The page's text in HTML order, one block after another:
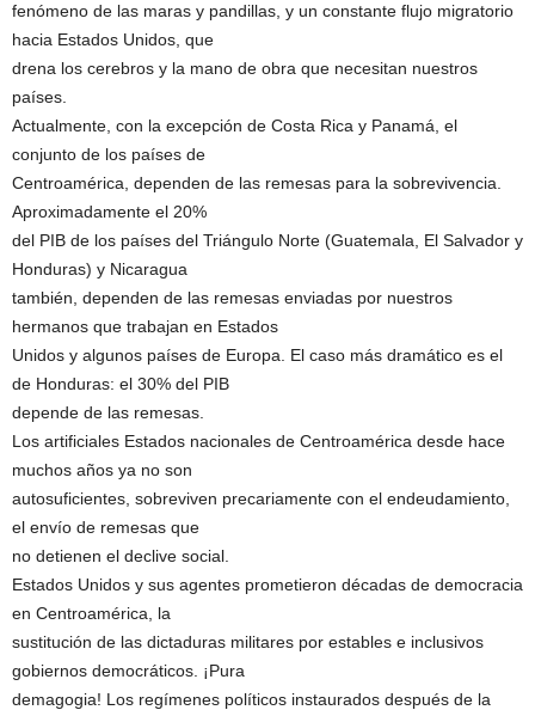
fenómeno de las maras y pandillas, y un constante flujo migratorio
hacia Estados Unidos, que
drena los cerebros y la mano de obra que necesitan nuestros
países.
Actualmente, con la excepción de Costa Rica y Panamá, el
conjunto de los países de
Centroamérica, dependen de las remesas para la sobrevivencia.
Aproximadamente el 20%
del PIB de los países del Triángulo Norte (Guatemala, El Salvador y
Honduras) y Nicaragua
también, dependen de las remesas enviadas por nuestros
hermanos que trabajan en Estados
Unidos y algunos países de Europa. El caso más dramático es el
de Honduras: el 30% del PIB
depende de las remesas.
Los artificiales Estados nacionales de Centroamérica desde hace
muchos años ya no son
autosuficientes, sobreviven precariamente con el endeudamiento,
el envío de remesas que
no detienen el declive social.
Estados Unidos y sus agentes prometieron décadas de democracia
en Centroamérica, la
sustitución de las dictaduras militares por estables e inclusivos
gobiernos democráticos. ¡Pura
demagogia! Los regímenes políticos instaurados después de la